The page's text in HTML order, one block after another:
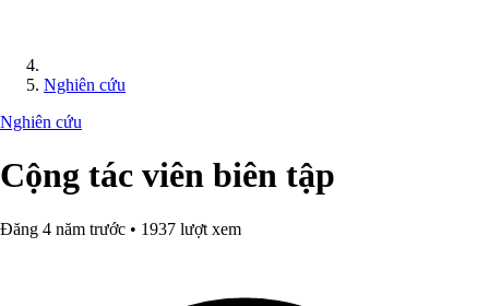
Nghiên cứu
Nghiên cứu
Cộng tác viên biên tập
Đăng 4 năm trước • 1937 lượt xem